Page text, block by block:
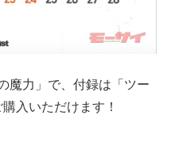
魔力」で、付録は「ツー
入いただけます！